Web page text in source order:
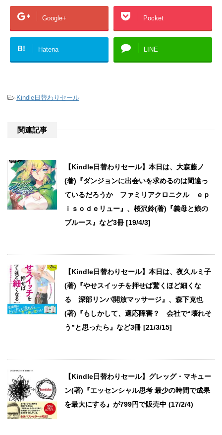
Google+ Pocket
B! Hatena LINE
-Kindle日替わりセール
関連記事
【Kindle日替わりセール】本日は、大森藤ノ
(著)『ダンジョンに出会いを求めるのは間違っ
ているだろうか ファミリアクロニクル ｅｐ
ｉｓｏｄｅリュー』、桜沢鈴(著)『義母と娘の
ブルース』など3冊 [19/4/3]
【Kindle日替わりセール】本日は、夜久ルミ子
(著)『やせスイッチを押せば驚くほど細くな
る 深部リンパ開放マッサージ』、森下克也
(著)『もしかして、適応障害？ 会社で“壊れそ
う”と思ったら』など3冊 [21/3/15]
【Kindle日替わりセール】グレッグ・マキュー
ン(著)『エッセンシャル思考 最少の時間で成果
を最大にする』が799円で販売中 (17/2/4)